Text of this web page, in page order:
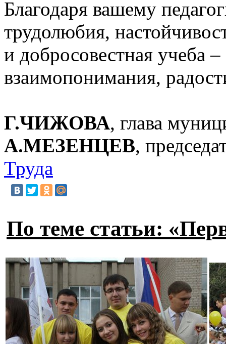
Благодаря вашему
трудолюбия,
и добросовестная учеба
взаимопонимания,
Г.ЧИЖОВА, глава
А.МЕЗЕНЦЕВ,
Труда
По теме статьи: